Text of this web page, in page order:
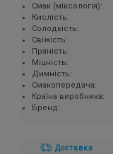
Смак (міксологія):
Кислість:
Солодкість:
Свіжість:
Пряність:
Міцність:
Димність:
Смакопередача:
Країна виробника:
Бренд:
Доставка